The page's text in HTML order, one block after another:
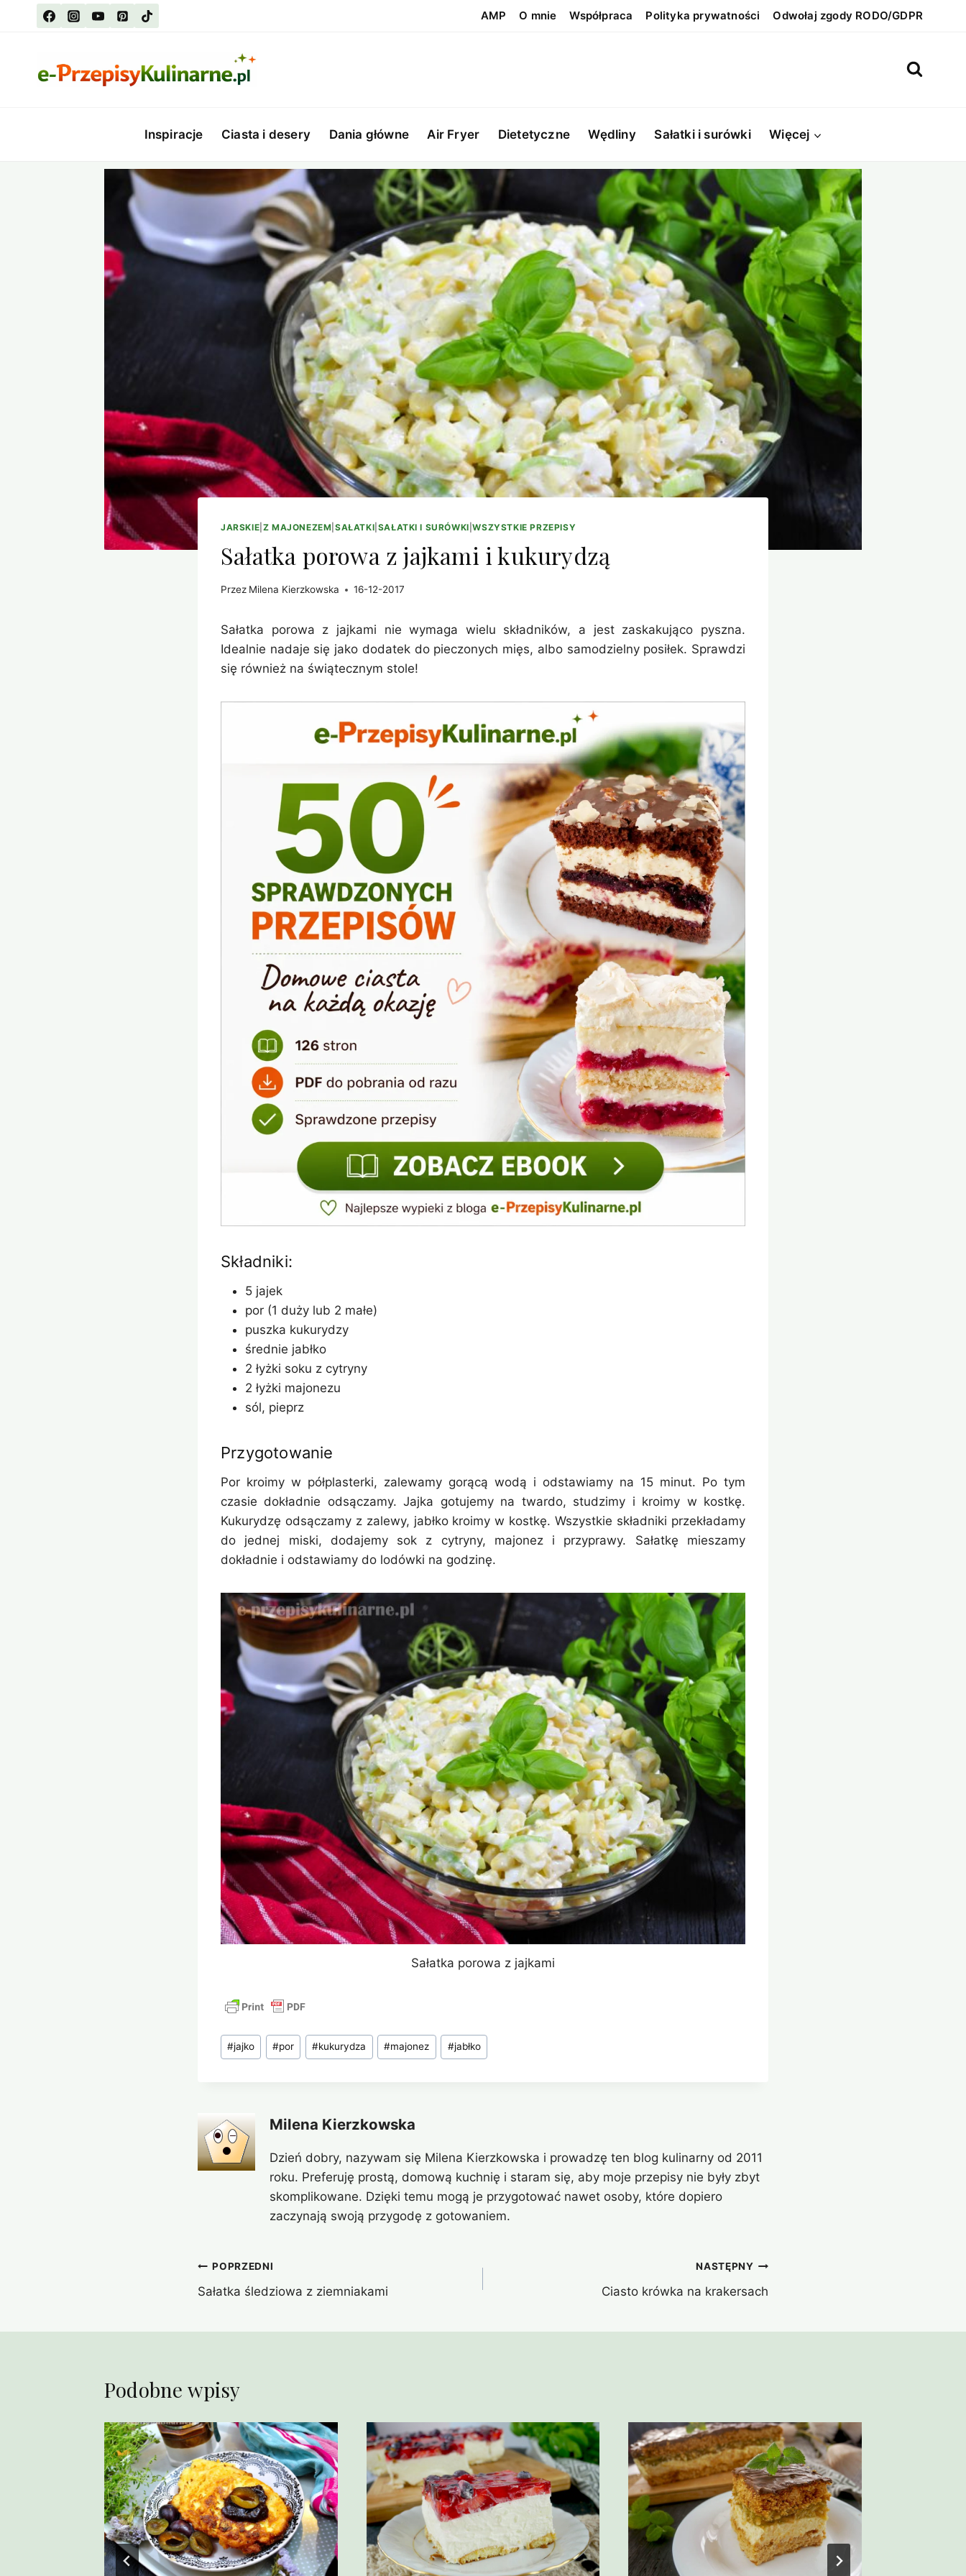
AMP O mnie Współpraca Polityka prywatności Odwołaj zgody RODO/GDPR
Inspiracje Ciasta i desery Dania główne Air Fryer Dietetyczne Wędliny Sałatki i surówki Więcej
JARSKIE Z MAJONEZEM SAŁATKI SAŁATKI I SURÓWKI |WSZYSTKIE PRZEPISY
Sałatka porowa z jajkami i kukurydzą
Przez Milena Kierzkowska 16-12-2017
Sałatka porowa z jajkami nie wymaga wielu składników, a jest zaskakująco pyszna.
Idealnie nadaje się jako dodatek do pieczonych mięs, albo samodzielny posiłek. Sprawdzi
się również na świątecznym stole!
Składniki:
5 jajek
por (1 duży lub 2 małe)
puszka kukurydzy
średnie jabłko
2 łyżki soku z cytryny
2 łyżki majonezu
sól, pieprz
Przygotowanie
Por kroimy w półplasterki, zalewamy gorącą wodą i odstawiamy na 15 minut. Po tym
czasie dokładnie odsączamy. Jajka gotujemy na twardo, studzimy i kroimy w kostkę.
Kukurydzę odsączamy z zalewy, jabłko kroimy w kostkę. Wszystkie składniki przekładamy
do jednej miski, dodajemy sok z cytryny, majonez i przyprawy. Sałatkę mieszamy
dokładnie i odstawiamy do lodówki na godzinę.
Sałatka porowa z jajkami
Tagi
wpisu:
#jajko #por #kukurydza #majonez #jabłko
Milena Kierzkowska
Dzień dobry, nazywam się Milena Kierzkowska i prowadzę ten blog kulinarny od 2011
roku. Preferuję prostą, domową kuchnię i staram się, aby moje przepisy nie były zbyt
skomplikowane. Dzięki temu mogą je przygotować nawet osoby, które dopiero
zaczynają swoją przygodę z gotowaniem.
Nawigacja
wpisu
POPRZEDNI
Sałatka śledziowa z ziemniakami
NASTĘPNY
Ciasto krówka na krakersach
Podobne wpisy